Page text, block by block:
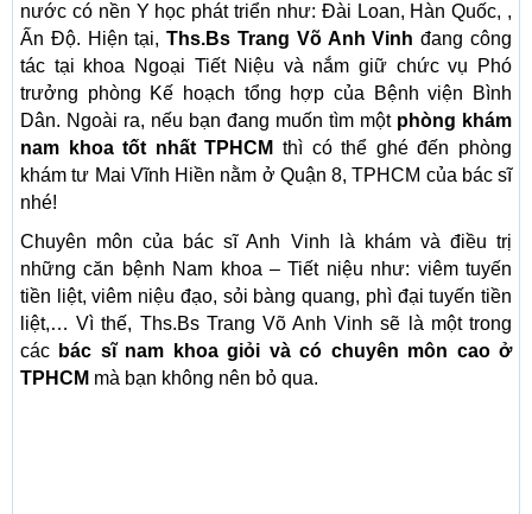
nước có nền Y học phát triển như: Đài Loan, Hàn Quốc, ,
Ấn Độ. Hiện tại,Ths.Bs Trang Võ Anh Vinh đang công
tác tại khoa Ngoại Tiết Niệu và nắm giữ chức vụ Phó
trưởng phòng Kế hoạch tổng hợp của Bệnh viện Bình
Dân. Ngoài ra, nếu bạn đang muốn tìm một phòng khám
nam khoa tốt nhất TPHCM thì có thể ghé đến phòng
khám tư Mai Vĩnh Hiền nằm ở Quận 8, TPHCM của bác sĩ
nhé!
Chuyên môn của bác sĩ Anh Vinh là khám và điều trị
những căn bệnh Nam khoa – Tiết niệu như: viêm tuyến
tiền liệt, viêm niệu đạo, sỏi bàng quang, phì đại tuyến tiền
liệt,… Vì thế, Ths.Bs Trang Võ Anh Vinh sẽ là một trong
các bác sĩ nam khoa giỏi và có chuyên môn cao ở
TPHCM mà bạn không nên bỏ qua.